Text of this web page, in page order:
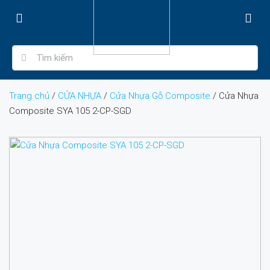
Trang chủ / CỬA NHỰA / Cửa Nhựa Gỗ Composite / Cửa Nhựa
Composite SYA 105 2-CP-SGD